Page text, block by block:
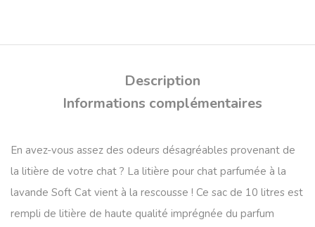
Description
Informations complémentaires
En avez-vous assez des odeurs désagréables provenant de
la litière de votre chat ? La litière pour chat parfumée à la
lavande Soft Cat vient à la rescousse ! Ce sac de 10 litres est
rempli de litière de haute qualité imprégnée du parfum